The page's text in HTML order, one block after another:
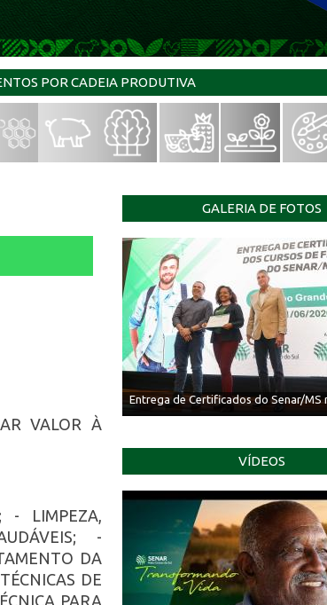
POR CADEIA PRODUTIVA
GALERIA DE FOTOS
Entrega de Certificados do Senar/MS
VÍDEOS
VALOR À
- LIMPEZA,
-
DA
DE
PARA